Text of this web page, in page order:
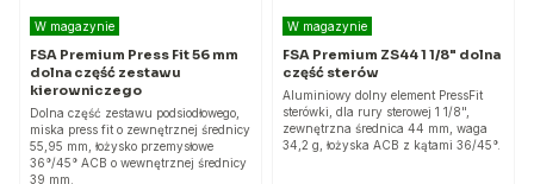
W magazynie
FSA Premium Press Fit 56 mm
dolna część zestawu
kierowniczego
Dolna część zestawu podsiodłowego,
miska press fit o zewnętrznej średnicy
55,95 mm, łożysko przemysłowe
36°/45° ACB o wewnętrznej średnicy
39 mm.
W magazynie
FSA Premium ZS44 1 1/8" dolna
część sterów
Aluminiowy dolny element PressFit
sterówki, dla rury sterowej 1 1/8",
zewnętrzna średnica 44 mm, waga
34,2 g, łożyska ACB z kątami 36/45°.